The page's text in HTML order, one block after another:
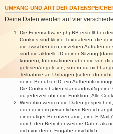
UMFANG UND ART DER
Deine Daten werden auf vier
Die Forensoftware phpBB erstellt bei
Cookies sind kleine Textdateien, die
die zwischen den einzelnen Aufrufen
sind die aktuelle ID deiner Sitzung
können), Informationen über die von dir
gelesen/ungelesen; sofern du nicht
Teilnahme an Umfragen (sofern du
deine Benutzer-ID, ein
Die Cookies haben standardmäßig eine
du jederzeit über die Funktion „Alle
Weiterhin werden die Daten
oder deinem persönlichem Bereich
eindeutiger Benutzername, eine E-
durch den Betreiber weitere Daten als
dich vor deren Eingabe ersichtlich.